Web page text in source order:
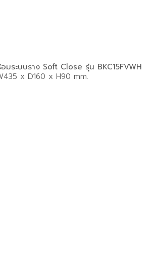
มระบบราง Soft Close รุ่น BKC15FVWH
x D160 x H90 mm.